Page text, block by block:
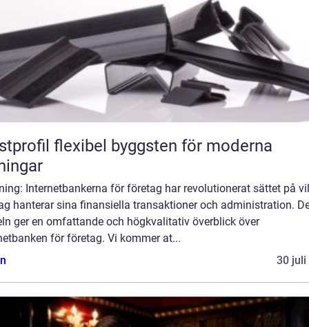
byggsten för moderna
Internetbankerna för företag har revolutionerat sättet på
hanterar sina finansiella transaktioner och administration.
ger en omfattande och högkvalitativ överblick över
för företag. Vi kommer at...
30 juli